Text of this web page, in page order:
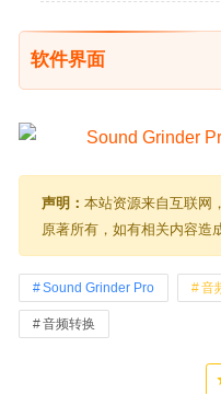
软件界面
声明： 本站资源来自互联网
原著所有，如有相关内容造
Sound Grinder Pro 音
音频转换